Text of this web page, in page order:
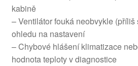
kabině
– Ventilátor fouká neobvykle
ohledu na nastavení
– Chybové hlášení klimatizace
hodnota teploty v diagnostice